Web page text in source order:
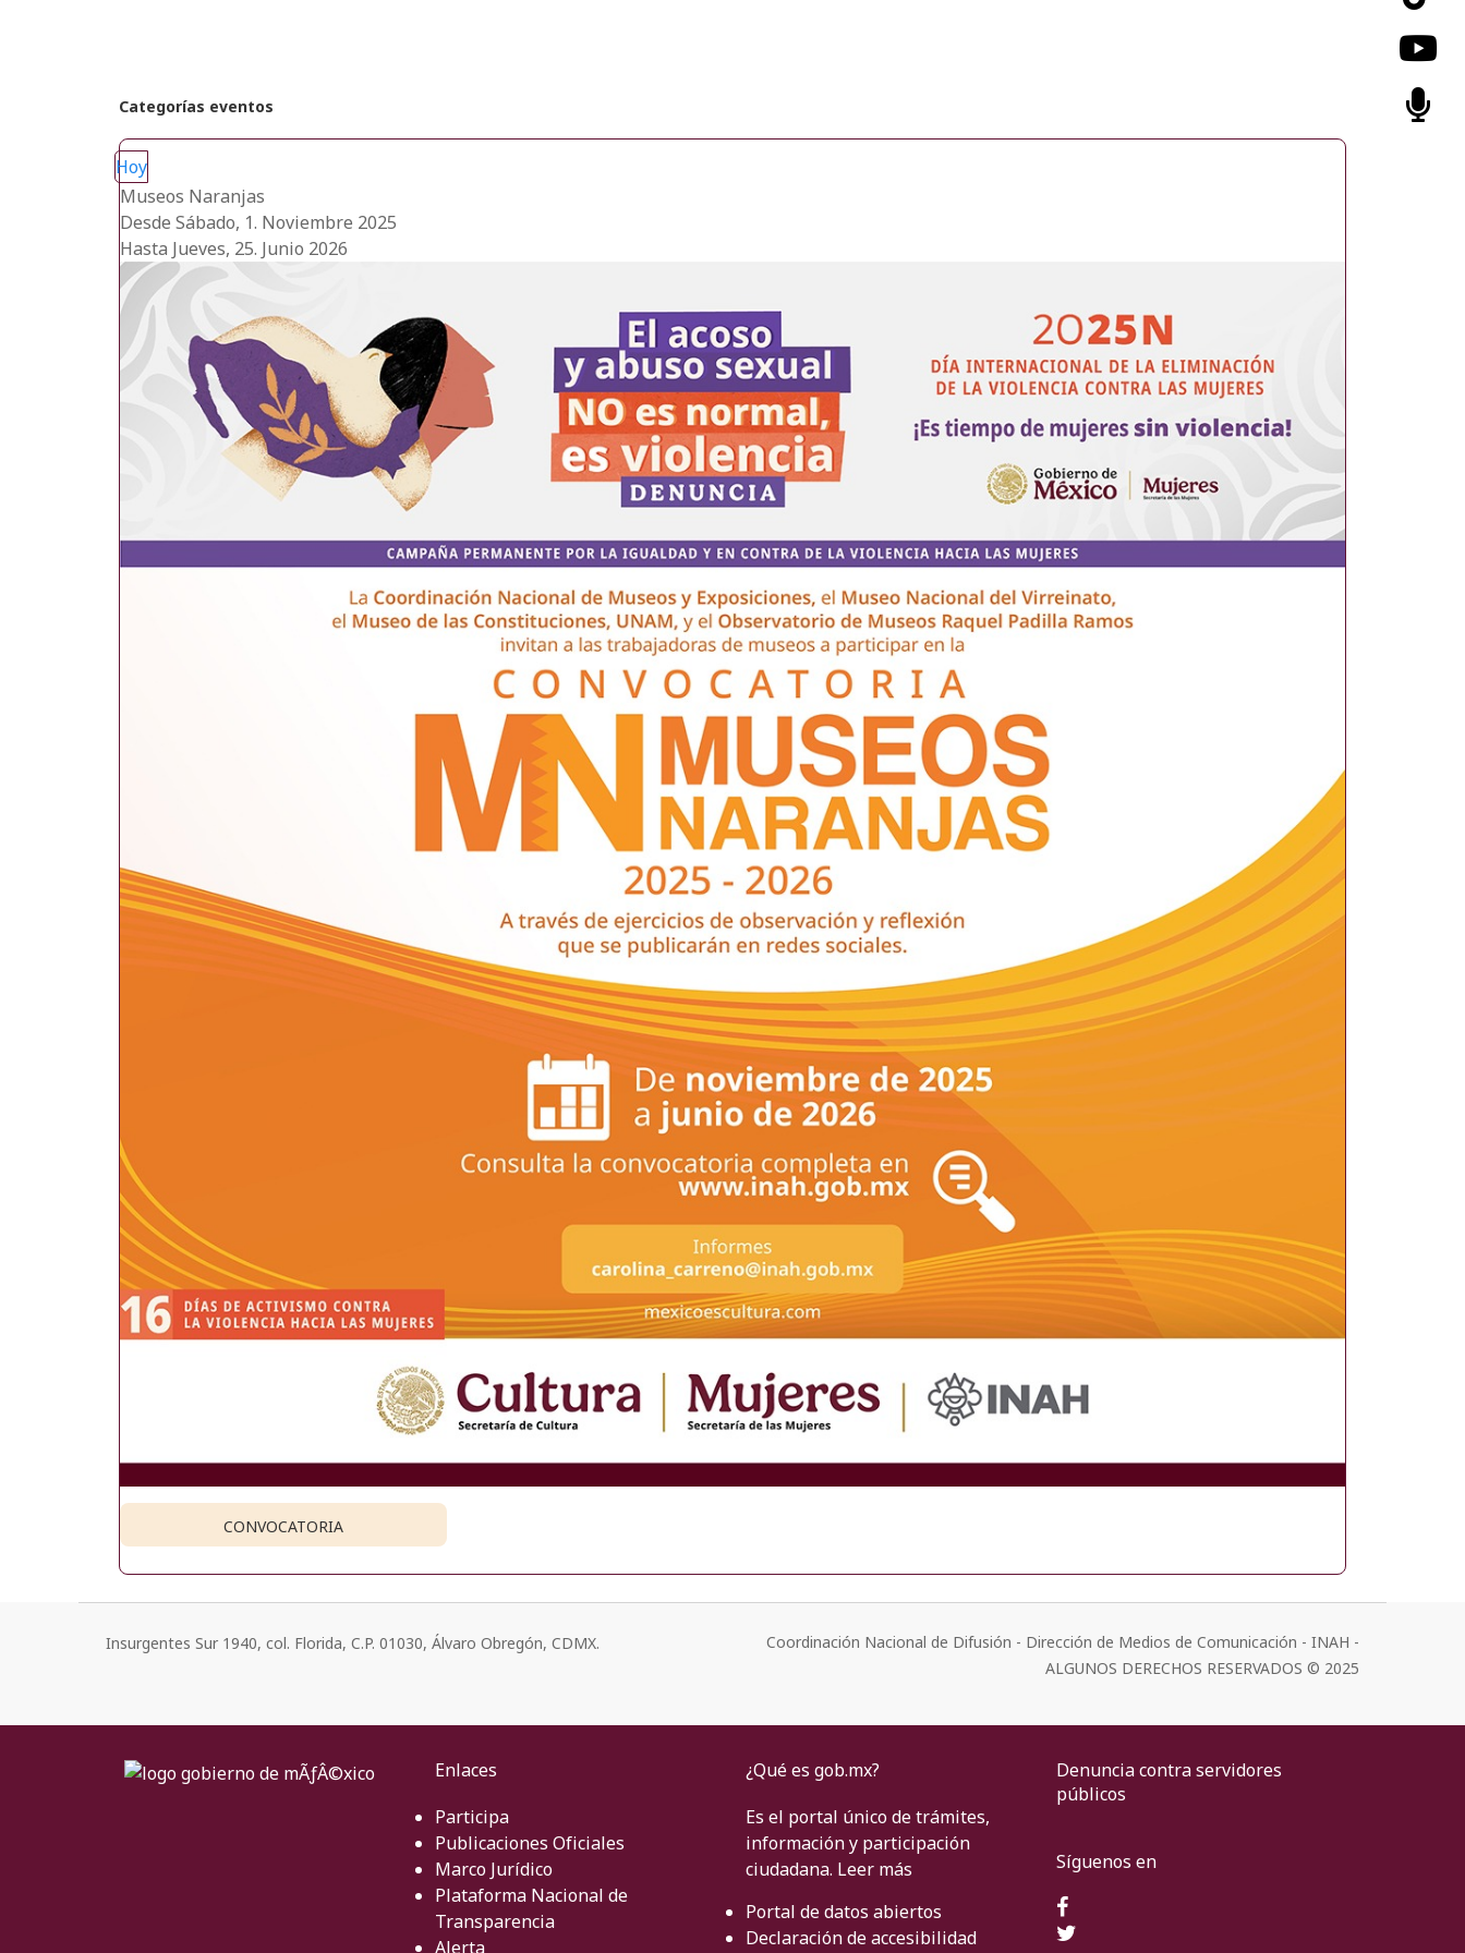
Categorías eventos
Hoy
Museos Naranjas
Desde Sábado, 1. Noviembre 2025
Hasta Jueves, 25. Junio 2026
CONVOCATORIA
Insurgentes Sur 1940, col. Florida, C.P. 01030, Álvaro Obregón, CDMX.
Coordinación Nacional de Difusión - Dirección de Medios de Comunicación - INAH -
ALGUNOS DERECHOS RESERVADOS © 2025
Enlaces
Participa
Publicaciones Oficiales
Marco Jurídico
Plataforma Nacional de
Transparencia
Alerta
¿Qué es gob.mx?
Es el portal único de trámites,
información y participación
ciudadana. Leer más
Portal de datos abiertos
Declaración de accesibilidad
Denuncia contra servidores
públicos
Síguenos en